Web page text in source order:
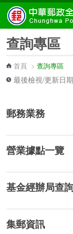
跳到主要內容區塊
查詢專區
首頁 >查詢專區
最後檢視/更新日
郵務業務
營業據點一覽
基金經辦局查
集郵資訊